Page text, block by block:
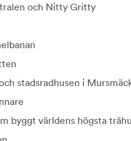
och Nitty Gritty
stadsradhusen i
byggt världens högsta